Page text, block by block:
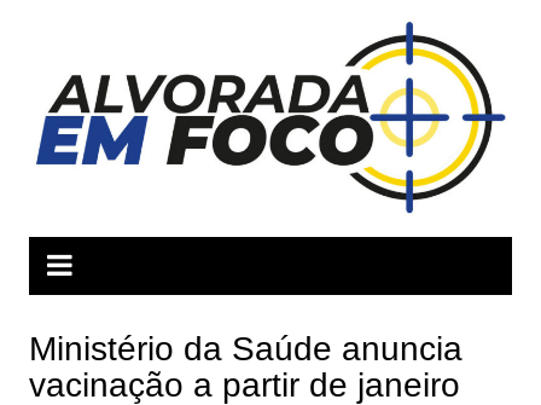
conteúdo
Ministério da Saúde anuncia
vacinação a partir de janeiro